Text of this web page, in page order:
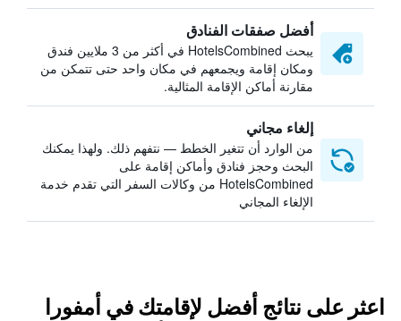
أفضل صفقات الفنادق
يبحث HotelsCombined في أكثر من 3 ملايين فندق
ومكان إقامة ويجمعهم في مكان واحد حتى تتمكن من
مقارنة أماكن الإقامة المثالية.
إلغاء مجاني
من الوارد أن تتغير الخطط — نتفهم ذلك. ولهذا يمكنك
البحث وحجز فنادق وأماكن إقامة على
HotelsCombined من وكالات السفر التي تقدم خدمة
الإلغاء المجاني
اعثر على نتائج أفضل لإقامتك في أمفورا